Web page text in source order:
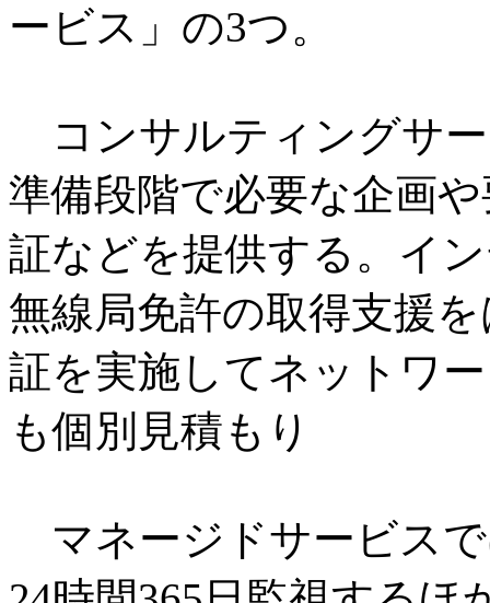
ービス」の3つ。
コンサルティングサ
準備段階で必要な企画
証などを提供する。イ
無線局免許の取得支援
証を実施してネットワ
も個別見積もり
マネージドサービス